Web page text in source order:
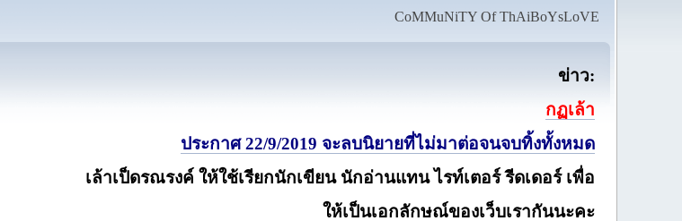
CoMMuNiTY Of ThAiBoYsLoVE
ข่าว:
กฏเล้า
ประกาศ 22/9/2019 จะลบนิยายที่ไม่มาต่อจนจบทิ้งทั้งหมด
เล้าเป็ดรณรงค์ ให้ใช้เรียกนักเขียน นักอ่านแทน ไรท์เตอร์ รีดเดอร์ เพื่อ
ให้เป็นเอกลักษณ์ของเว็บเรากันนะคะ